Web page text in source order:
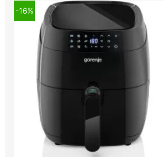
-16%